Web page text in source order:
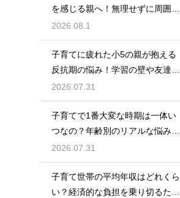
を感じる親へ！無理せずに周囲の
サポートを活用して心に余裕を持
って育児をするコツ
2026.08.1
子育てに疲れた小5の親が抱える
反抗期の悩み！学習の壁や友達関
係のトラブルに適切に向き合って
サポートする術
2026.07.31
子育てで1番大変な時期は一体い
つなの？年齢別のリアルな悩みと
それを乗り越えるための親として
の心構えや工夫
2026.07.31
子育て世帯の平均年収はどれくら
い？経済的な負担を乗り切るため